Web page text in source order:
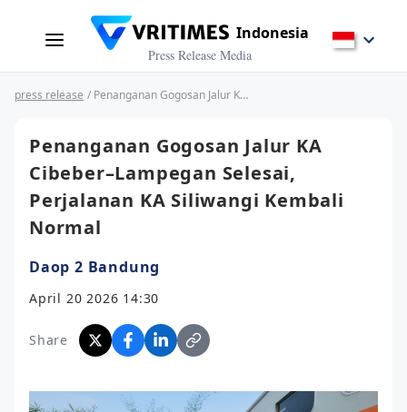
Indonesia
Press Release Media
press release / Penanganan Gogosan Jalur KA Cibeber–Lampegan Selesai, Perjalanan KA Siliwangi Kembali Normal
Penanganan Gogosan Jalur KA
Cibeber–Lampegan Selesai,
Perjalanan KA Siliwangi Kembali
Normal
Daop 2 Bandung
April 20 2026 14:30
Share